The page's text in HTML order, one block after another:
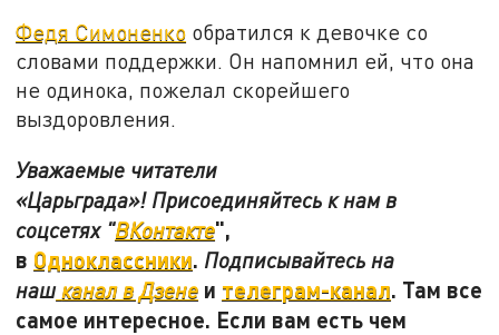
Федя Симоненко обратился к девочке со
словами поддержки. Он напомнил ей, что она
не одинока, пожелал скорейшего
выздоровления.
Уважаемые читатели
«Царьграда»! Присоединяйтесь к нам в
соцсетях "ВКонтакте",
в Одноклассники. Подписывайтесь на
наш канал в Дзене и телеграм-канал. Там все
самое интересное. Если вам есть чем